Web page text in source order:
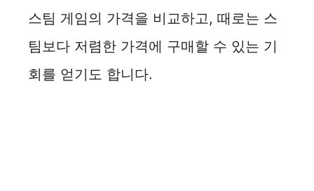
스팀 게임의 가격을 비교하고, 때로는 스
팀보다 저렴한 가격에 구매할 수 있는 기
회를 얻기도 합니다.